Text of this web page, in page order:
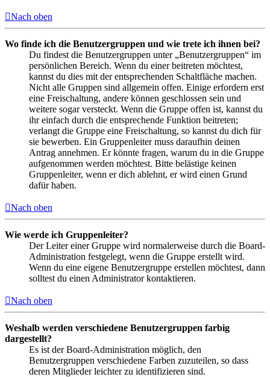
Nach oben
Wo finde ich die Benutzergruppen und wie trete ich ihnen bei?
Du findest die Benutzergruppen unter „Benutzergruppen“ im
persönlichen Bereich. Wenn du einer beitreten möchtest,
kannst du dies mit der entsprechenden Schaltfläche machen.
Nicht alle Gruppen sind allgemein offen. Einige erfordern erst
eine Freischaltung, andere können geschlossen sein und
weitere sogar versteckt. Wenn die Gruppe offen ist, kannst du
ihr einfach durch die entsprechende Funktion beitreten;
verlangt die Gruppe eine Freischaltung, so kannst du dich für
sie bewerben. Ein Gruppenleiter muss daraufhin deinen
Antrag annehmen. Er könnte fragen, warum du in die Gruppe
aufgenommen werden möchtest. Bitte belästige keinen
Gruppenleiter, wenn er dich ablehnt, er wird einen Grund
dafür haben.
Nach oben
Wie werde ich Gruppenleiter?
Der Leiter einer Gruppe wird normalerweise durch die Board-
Administration festgelegt, wenn die Gruppe erstellt wird.
Wenn du eine eigene Benutzergruppe erstellen möchtest, dann
solltest du einen Administrator kontaktieren.
Nach oben
Weshalb werden verschiedene Benutzergruppen farbig
dargestellt?
Es ist der Board-Administration möglich, den
Benutzergruppen verschiedene Farben zuzuteilen, so dass
deren Mitglieder leichter zu identifizieren sind.